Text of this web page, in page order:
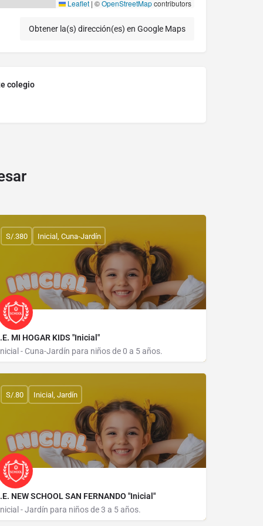
Leaflet | ©OpenStreetMapcontributors
Obtener la(s) dirección(es) en Google Maps
colegio
MI HOGAR KIDS "Inicial"
- Cuna-Jardín para niños de 0 a 5 años.
S/.380 Inicial, Cuna-Jardín
NEW SCHOOL SAN FERNANDO "Inicial"
- Jardín para niños de 3 a 5 años.
S/.80 Inicial, Jardín